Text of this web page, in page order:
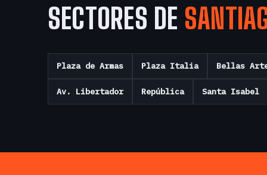
SECTORES DE
Plaza de Armas Plaza Italia Bellas
Av. Libertador República Santa Isabel